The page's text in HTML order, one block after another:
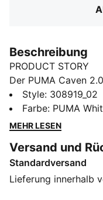
Beschreibung
PRODUCT STORY
Der PUMA Caven
Füße! Inspiriert vom
Sneakers bringen
Spielplatz. Mit
beim Rennen,
Komfort und
Abenteuer! Mit
Style: 308919_02
Farbe: PUMA
MEHR LESEN
Versand und
Standardversand
Lieferung innerhalb